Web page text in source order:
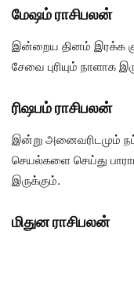
மேஷம் ராசிபலன்
இன்றைய தினம் இரக்க
சேவை புரியும் நாளாக
ரிஷபம் ராசிபலன்
இன்று அனைவரிடமும்
செயல்களை செய்து
இருக்கும்.
மிதுன ராசிபலன்